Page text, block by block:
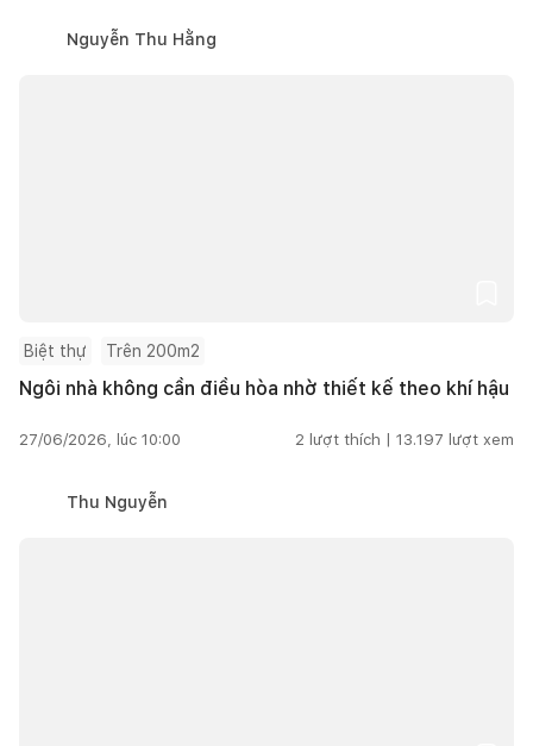
Nguyễn Thu Hằng
Biệt thự Trên 200m2
Ngôi nhà không cần điều hòa nhờ thiết kế theo khí hậu
27/06/2026, lúc 10:00 2 lượt thích | 13.197 lượt xem
Thu Nguyễn